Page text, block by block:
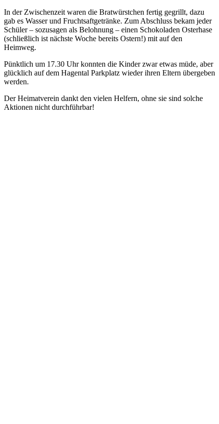
In der Zwischenzeit waren die Bratwürstchen fertig gegrillt, dazu
gab es Wasser und Fruchtsaftgetränke. Zum Abschluss bekam jeder
Schüler – sozusagen als Belohnung – einen Schokoladen Osterhase
(schließlich ist nächste Woche bereits Ostern!) mit auf den
Heimweg.
Pünktlich um 17.30 Uhr konnten die Kinder zwar etwas müde, aber
glücklich auf dem Hagental Parkplatz wieder ihren Eltern übergeben
werden.
Der Heimatverein dankt den vielen Helfern, ohne sie sind solche
Aktionen nicht durchführbar!